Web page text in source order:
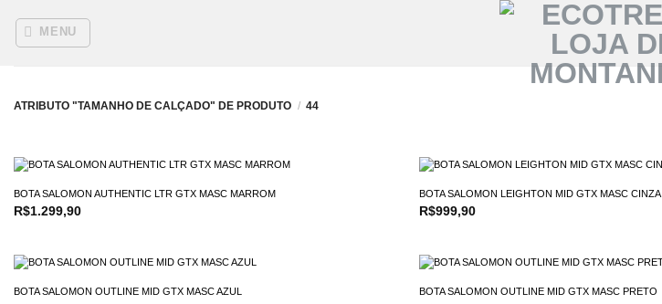
CONTENTMENU
ATRIBUTO "TAMANHO DE CALÇADO" DE PRODUTO / 44
BOTA SALOMON AUTHENTIC LTR GTX MASC MARROM
R$1.299,90
BOTA SALOMON LEIGHTON MID GTX MASC CINZA
R$999,90
BOTA SALOMON OUTLINE MID GTX MASC AZUL BOTA SALOMON OUTLINE MID GTX MASC PRETO